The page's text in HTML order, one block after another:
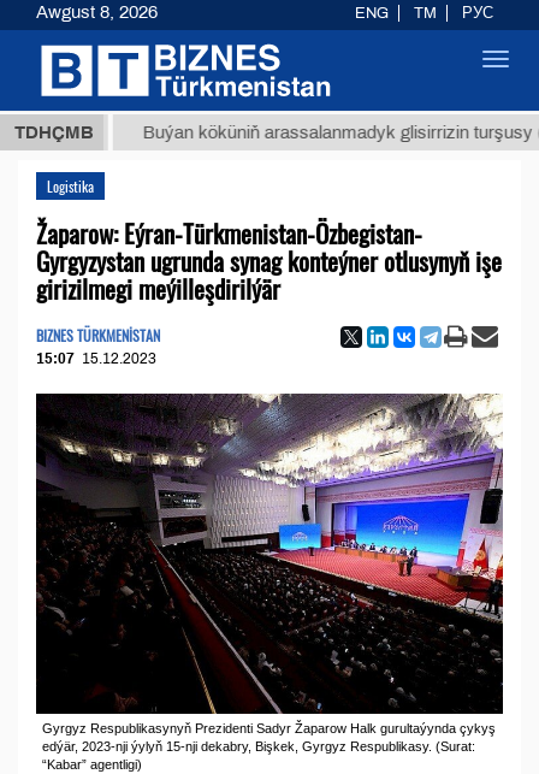
TDHÇMBBuýan köküniň arassalanmadyk glisirrizin turşusy (t.)
Logistika
Žaparow: Eýran-Türkmenistan-Özbegistan-
Gyrgyzystan ugrunda synag konteýner otlusynyň işe
girizilmegi meýilleşdirilýär
BIZNES TÜRKMENİSTAN
15:07 15.12.2023
Gyrgyz Respublikasynyň Prezidenti Sadyr Žaparow Halk gurultaýynda çykyş
edýär, 2023-nji ýylyň 15-nji dekabry, Bişkek, Gyrgyz Respublikasy. (Surat:
“Kabar” agentligi)
Awgust 8, 2026 ENG TM РУС